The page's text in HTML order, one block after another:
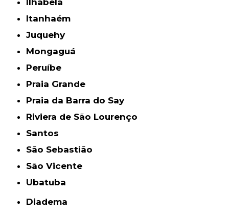
Ilhabela
Itanhaém
Juquehy
Mongaguá
Peruíbe
Praia Grande
Praia da Barra do Say
Riviera de São Lourenço
Santos
São Sebastião
São Vicente
Ubatuba
Diadema